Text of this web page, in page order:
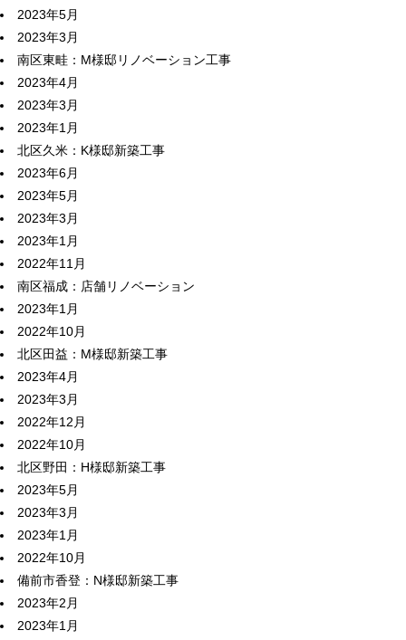
2023年5月
2023年3月
南区東畦：M様邸リノベーション工事
2023年4月
2023年3月
2023年1月
北区久米：K様邸新築工事
2023年6月
2023年5月
2023年3月
2023年1月
2022年11月
南区福成：店舗リノベーション
2023年1月
2022年10月
北区田益：M様邸新築工事
2023年4月
2023年3月
2022年12月
2022年10月
北区野田：H様邸新築工事
2023年5月
2023年3月
2023年1月
2022年10月
備前市香登：N様邸新築工事
2023年2月
2023年1月